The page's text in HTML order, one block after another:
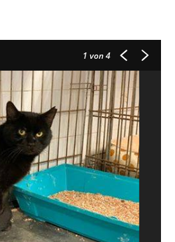
1 von 4